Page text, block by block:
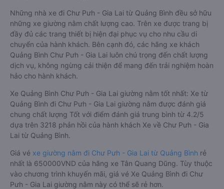
Những nhà xe đi Chư Pưh - Gia Lai từ Quảng Bình đều sở hữu
những xe giường nằm chất lượng cao. Trên xe được trang bị
đầy đủ các trang thiết bị hiện đại phục vụ cho nhu cầu di
chuyển của hành khách. Bên cạnh đó, các hãng xe khách
Quảng Bình Chư Pưh - Gia Lai luôn chú trọng đến chất lượng
dịch vụ, không ngừng cải thiện để mang đến trải nghiệm hoàn
hảo cho hành khách.
Xe Quảng Bình Chư Pưh - Gia Lai giường nằm tốt nhất: Xe từ
Quảng Bình đi Chư Pưh - Gia Lai giường nằm được đánh giá
chung chất lượng Tốt với điểm đánh giá trung bình từ 4.2/5
dựa trên 3218 phản hồi của hành khách Xe về Chư Pưh - Gia
Lai từ Quảng Bình.
Giá vé xe giường nằm đi Chư Pưh - Gia Lai từ Quảng Bình rẻ
nhất là 650000VND của hãng xe Tân Quang Dũng. Tùy thuộc
vào chương trình khuyến mãi, giá vé Xe Quảng Bình đi Chư
Pưh - Gia Lai giường nằm này có thể sẽ rẻ hơn.